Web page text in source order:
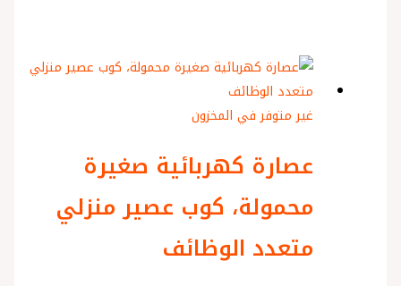
غير متوفر في المخزون
عصارة كهربائية صغيرة
محمولة، كوب عصير منزلي
متعدد الوظائف